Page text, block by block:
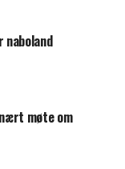
naboland
møte om